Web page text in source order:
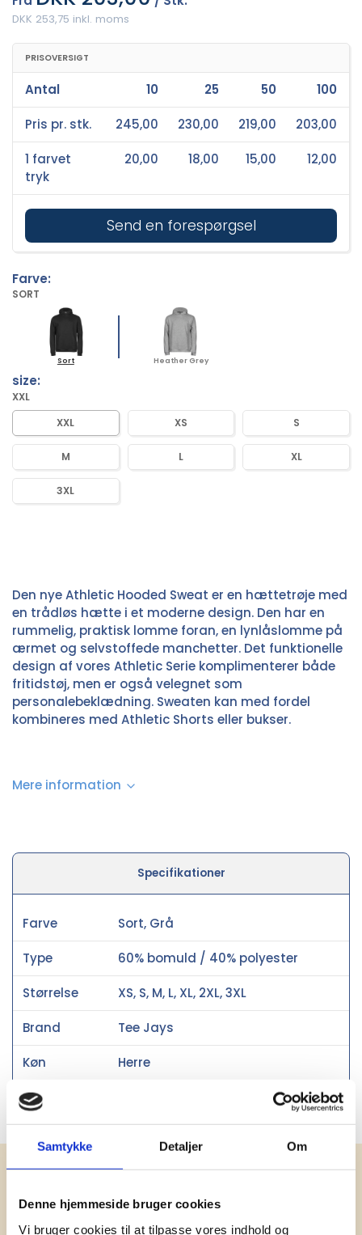
Samtykke Detaljer Om
Denne hjemmeside bruger cookies
Vi bruger cookies til at tilpasse vores indhold og
DKK 253,75 inkl. moms
PRISOVERSIGT
Send en forespørgsel
Antal 10 25 50 100
Pris pr. stk. 245,00 230,00 219,00 203,00
1 farvet
tryk
20,00 18,00 15,00 12,00
Farve:
SORT
Sort Heather Grey
size:
XXL
XXL
XS S
M L XL
3XL
Den nye Athletic Hooded Sweat er en hættetrøje med
en trådløs hætte i et moderne design. Den har en
rummelig, praktisk lomme foran, en lynlåslomme på
ærmet og selvstoffede manchetter. Det funktionelle
design af vores Athletic Serie komplimenterer både
fritidstøj, men er også velegnet som
personalebeklædning. Sweaten kan med fordel
kombineres med Athletic Shorts eller bukser.
Mere information
Specifikationer
Farve Sort, Grå
Type 60% bomuld / 40% polyester
Størrelse XS, S, M, L, XL, 2XL, 3XL
Brand Tee Jays
Køn Herre
Materiale
information om tilbud, nye varer og